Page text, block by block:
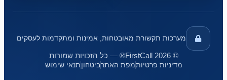
מערכות תקשורת מאובטחות, אמינות ומתקדמות לעסקים
© 2026 FirstCall® — כל הזכויות שמורות
מדיניות פרטיותמפת האתרביטחוןתנאי שימוש